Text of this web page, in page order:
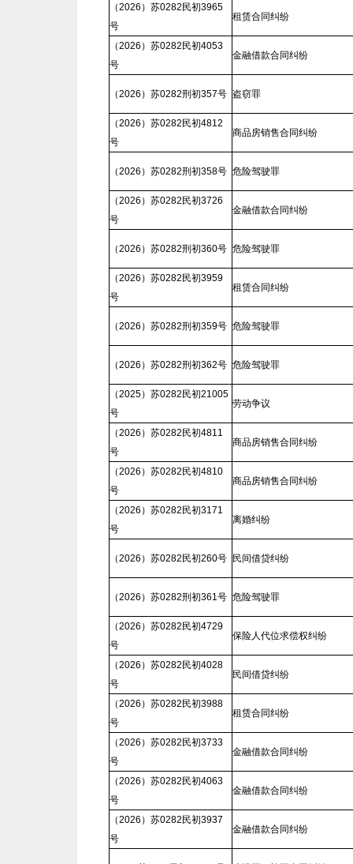
（2026）苏0282民初3965
号
租赁合同纠纷
（2026）苏0282民初4053
号
金融借款合同纠纷
（2026）苏0282刑初357号 盗窃罪
（2026）苏0282民初4812
号
商品房销售合同纠纷
（2026）苏0282刑初358号 危险驾驶罪
（2026）苏0282民初3726
号
金融借款合同纠纷
（2026）苏0282刑初360号 危险驾驶罪
（2026）苏0282民初3959
号
租赁合同纠纷
（2026）苏0282刑初359号 危险驾驶罪
（2026）苏0282刑初362号 危险驾驶罪
（2025）苏0282民初21005
号
劳动争议
（2026）苏0282民初4811
号
商品房销售合同纠纷
（2026）苏0282民初4810
号
商品房销售合同纠纷
（2026）苏0282民初3171
号
离婚纠纷
（2026）苏0282民初260号 民间借贷纠纷
（2026）苏0282刑初361号 危险驾驶罪
（2026）苏0282民初4729
号
保险人代位求偿权纠纷
（2026）苏0282民初4028
号
民间借贷纠纷
（2026）苏0282民初3988
号
租赁合同纠纷
（2026）苏0282民初3733
号
金融借款合同纠纷
（2026）苏0282民初4063
号
金融借款合同纠纷
（2026）苏0282民初3937
号
金融借款合同纠纷